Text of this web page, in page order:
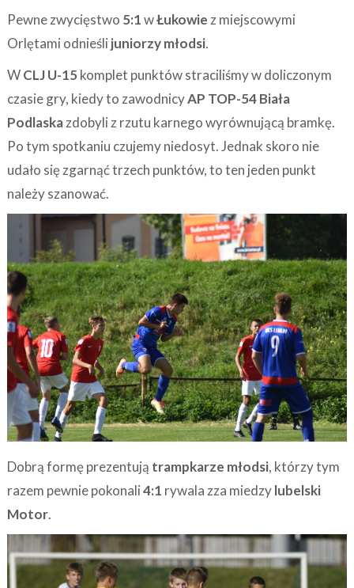
Pewne zwycięstwo 5:1wŁukowiez miejscowymi
Orlętami odnieśli juniorzy młodsi.
WCLJ U-15komplet punktów straciliśmy w doliczonym
czasie gry, kiedy to zawodnicyAP TOP-54 Biała
Podlaskazdobyli z rzutu karnego wyrównującą bramkę.
Po tym spotkaniu czujemy niedosyt. Jednak skoro nie
udało się zgarnąć trzech punktów, to ten jeden punkt
należy szanować.
Dobrą formę prezentują trampkarze młodsi, którzy tym
razem pewnie pokonali4:1 rywala zza miedzylubelski
Motor.